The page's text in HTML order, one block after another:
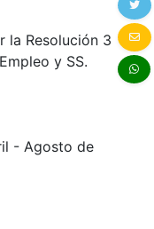
la Resolución 3
y SS.
- Agosto de